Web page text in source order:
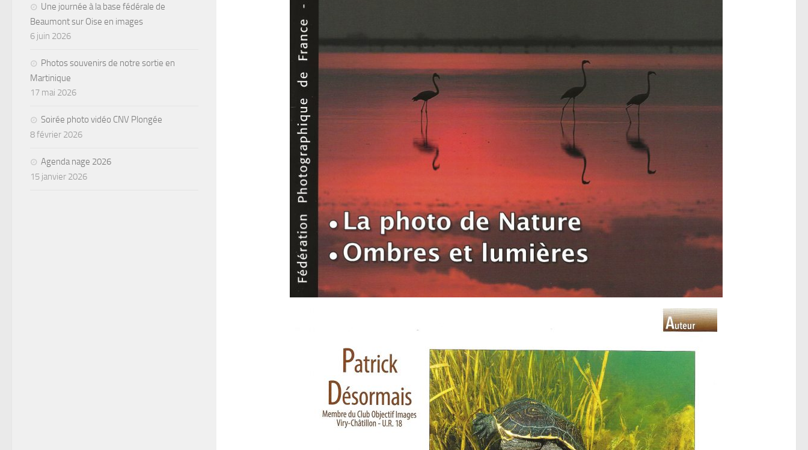
Une journée à la base fédérale de
Beaumont sur Oise en images
6 juin 2026
Photos souvenirs de notre sortie en
Martinique
17 mai 2026
Soirée photo vidéo CNV Plongée
8 février 2026
Agenda nage 2026
15 janvier 2026